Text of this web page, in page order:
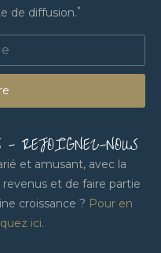
de diffusion.*
- REJOIGNEZ-NOUS
et amusant, avec la
et de faire partie
croissance ? Pour en
ici.